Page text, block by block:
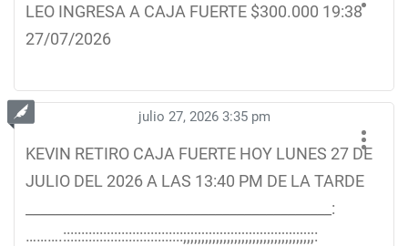
LEO INGRESA A CAJA FUERTE $300.000 19:38
27/07/2026
julio 27, 2026 3:35 pm
KEVIN RETIRO CAJA FUERTE HOY LUNES 27 DE
JULIO DEL 2026 A LAS 13:40 PM DE LA TARDE
__________________________________________:
……….:::::::::::::::::::::::::::::::::;;;;;;;;;;;;;;;;;;;;;;;;;;;;;;;;;;;;: